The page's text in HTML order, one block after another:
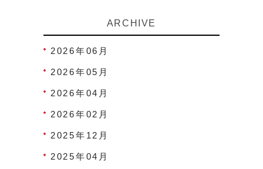
ARCHIVE
2026年06月
2026年05月
2026年04月
2026年02月
2025年12月
2025年04月